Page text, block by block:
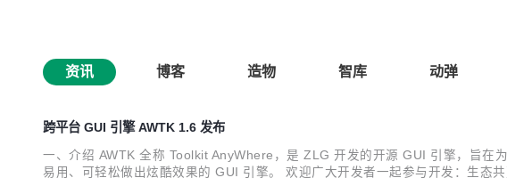
资讯 博客 造物 智库 动弹
跨平台 GUI 引擎 AWTK 1.6 发布
一、介绍 AWTK 全称 Toolkit AnyWhere，是 ZLG 开发的开源 GUI 引擎，旨在
易用、可轻松做出炫酷效果的 GUI 引擎。 欢迎广大开发者一起参与开发：生态